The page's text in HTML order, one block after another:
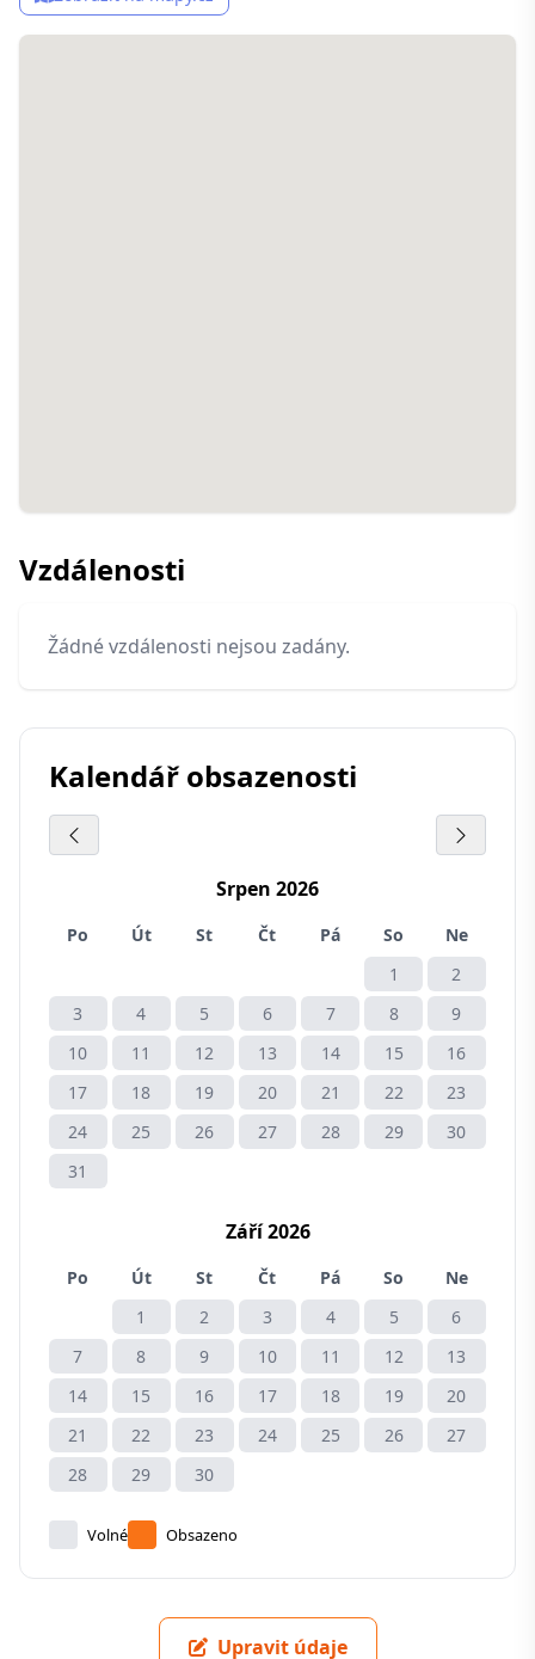
Vzdálenosti
Žádné vzdálenosti nejsou zadány.
Kalendář obsazenosti
Srpen 2026
Po Út St Čt Pá So
Ne
1
2
3
4 5 6 7 8
9
10
11 12 13 14 15
16
17
18 19 20 21 22
23
24
25 26 27 28 29
30
31
Září 2026
Po Út St Čt Pá So
Ne
1
2 3 4 5
6
7
8 9 10 11 12
13
14
15 16 17 18 19
20
21
22 23 24 25 26
27
28
29 30
Volné Obsazeno
Upravit údaje